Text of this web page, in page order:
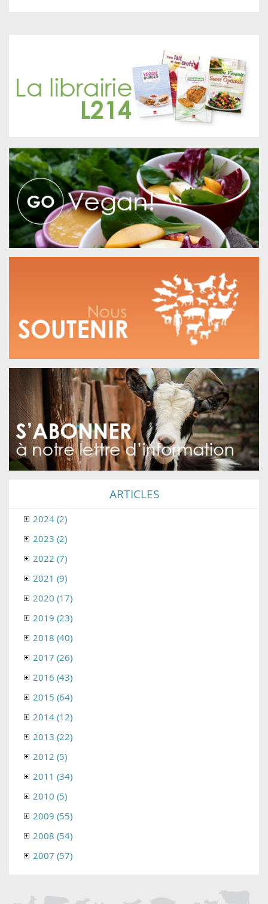
ARTICLES
2024 (2)
2023 (2)
2022 (7)
2021 (9)
2020 (17)
2019 (23)
2018 (40)
2017 (26)
2016 (43)
2015 (64)
2014 (12)
2013 (22)
2012 (5)
2011 (34)
2010 (5)
2009 (55)
2008 (54)
2007 (57)